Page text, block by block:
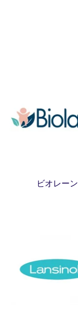
ビオレーン